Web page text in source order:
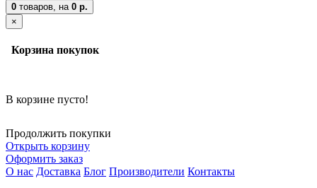
0 товаров, на 0 р.
×
Корзина покупок
В корзине пусто!
Продолжить покупки
Открыть корзину
Оформить заказ
О нас Доставка Блог Производители Контакты